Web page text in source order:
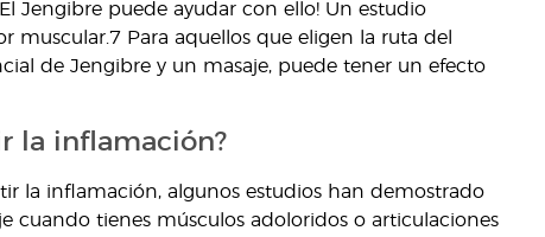
Jengibre puede ayudar con ello! Un estudio
Para aquellos que eligen la ruta del
de Jengibre y un masaje, puede tener un efecto
la inflamación?
la inflamación, algunos estudios han demostrado
tienes músculos adoloridos o articulaciones